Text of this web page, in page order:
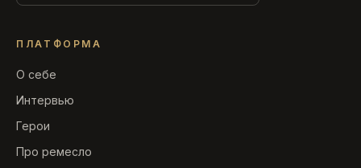
ПЛАТФОРМА
О себе
Интервью
Герои
Про ремесло